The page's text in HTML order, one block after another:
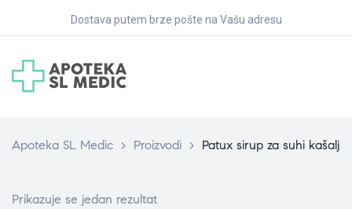
Dostava putem brze pošte na Vašu adresu
Apoteka SL Medic > Proizvodi > Patux sirup za suhi kašalj
Prikazuje se jedan rezultat